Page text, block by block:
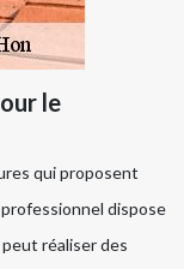
le
qui proposent
professionnel dispose
réaliser des